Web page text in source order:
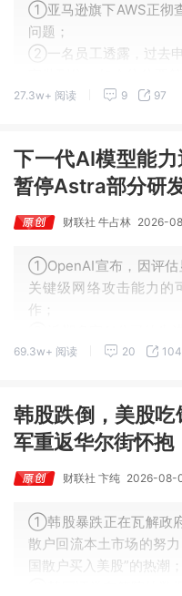
①亚马逊旗下AWS正彻
问题；
②一名员工透露，过去
分罕见，甚至会直接拖慢
27.3w+ 阅读 9 97
下一代AI模型能
暂停Astra部分研
财联社 牛占林 2026-
①OpenAI宣布，因评估
关键级网络攻击能力的
作；
攻击等失控行为，引发
69.3w+ 阅读 20 104
韩股跌倒，美股吃
军重返华尔街怀抱
财联社 卞纯 2026-08-
①韩股暴跌正在瓦解政
散户回流本土市场的努
国散户买入美股”的热潮；